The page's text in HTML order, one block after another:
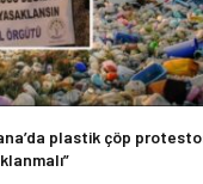
plastik çöp